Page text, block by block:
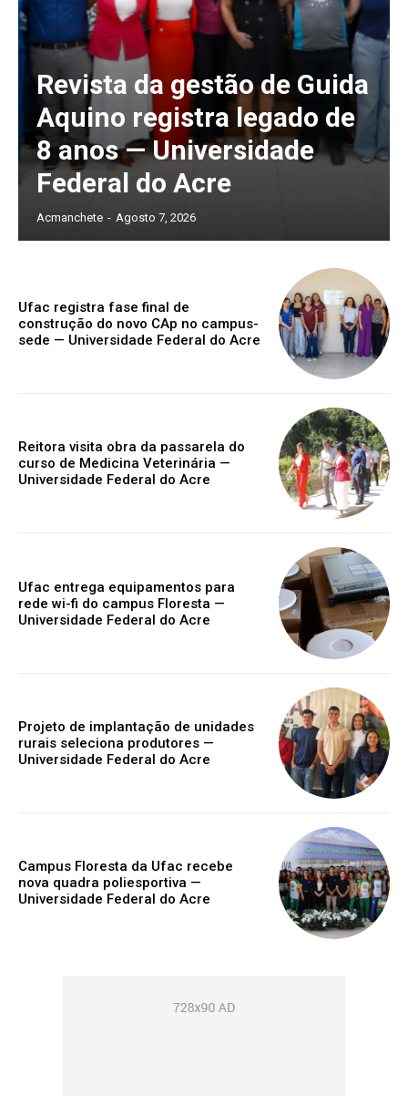
Revista da gestão de Guida
Aquino registra legado de
8 anos — Universidade
Federal do Acre
Acmanchete - Agosto 7, 2026
Ufac registra fase final de
construção do novo CAp no campus-
sede — Universidade Federal do Acre
Reitora visita obra da passarela do
curso de Medicina Veterinária —
Universidade Federal do Acre
Ufac entrega equipamentos para
rede wi-fi do campus Floresta —
Universidade Federal do Acre
Projeto de implantação de unidades
rurais seleciona produtores —
Universidade Federal do Acre
Campus Floresta da Ufac recebe
nova quadra poliesportiva —
Universidade Federal do Acre